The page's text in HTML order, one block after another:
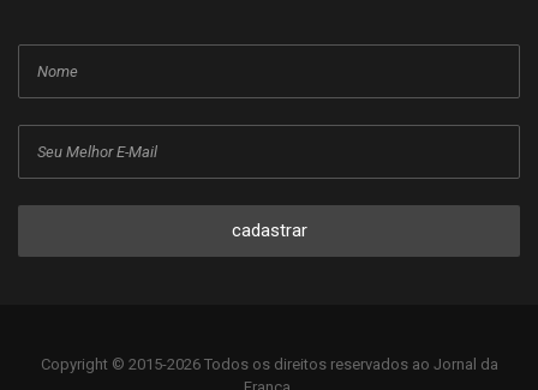
cadastrar
Copyright © 2015-2026 Todos os direitos reservados ao Jornal da